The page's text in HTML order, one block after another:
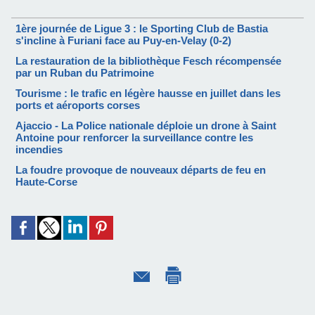
1ère journée de Ligue 3 : le Sporting Club de Bastia
s'incline à Furiani face au Puy-en-Velay (0-2)
La restauration de la bibliothèque Fesch récompensée
par un Ruban du Patrimoine
Tourisme : le trafic en légère hausse en juillet dans les
ports et aéroports corses
Ajaccio - La Police nationale déploie un drone à Saint
Antoine pour renforcer la surveillance contre les
incendies
La foudre provoque de nouveaux départs de feu en
Haute-Corse